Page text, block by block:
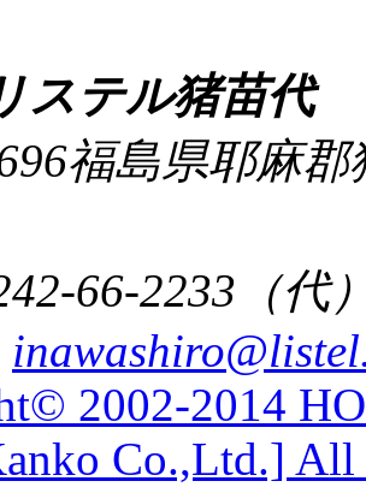
ステル猪苗代
福島県耶麻
66-2233
2002-2014
Co.,Ltd.] All